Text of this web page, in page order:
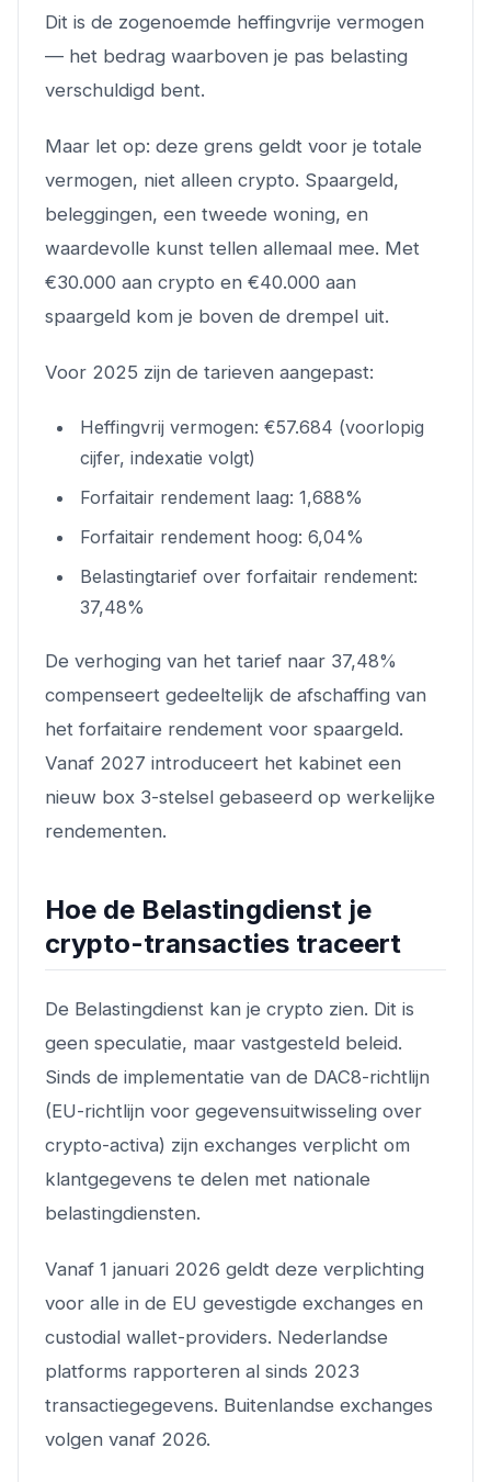
Dit is de zogenoemde heffingvrije vermogen
— het bedrag waarboven je pas belasting
verschuldigd bent.
Maar let op: deze grens geldt voor je totale
vermogen, niet alleen crypto. Spaargeld,
beleggingen, een tweede woning, en
waardevolle kunst tellen allemaal mee. Met
€30.000 aan crypto en €40.000 aan
spaargeld kom je boven de drempel uit.
Voor 2025 zijn de tarieven aangepast:
Heffingvrij vermogen: €57.684 (voorlopig
cijfer, indexatie volgt)
Forfaitair rendement laag: 1,688%
Forfaitair rendement hoog: 6,04%
Belastingtarief over forfaitair rendement:
37,48%
De verhoging van het tarief naar 37,48%
compenseert gedeeltelijk de afschaffing van
het forfaitaire rendement voor spaargeld.
Vanaf 2027 introduceert het kabinet een
nieuw box 3-stelsel gebaseerd op werkelijke
rendementen.
Hoe de Belastingdienst je
crypto-transacties traceert
De Belastingdienst kan je crypto zien. Dit is
geen speculatie, maar vastgesteld beleid.
Sinds de implementatie van de DAC8-richtlijn
(EU-richtlijn voor gegevensuitwisseling over
crypto-activa) zijn exchanges verplicht om
klantgegevens te delen met nationale
belastingdiensten.
Vanaf 1 januari 2026 geldt deze verplichting
voor alle in de EU gevestigde exchanges en
custodial wallet-providers. Nederlandse
platforms rapporteren al sinds 2023
transactiegegevens. Buitenlandse exchanges
volgen vanaf 2026.